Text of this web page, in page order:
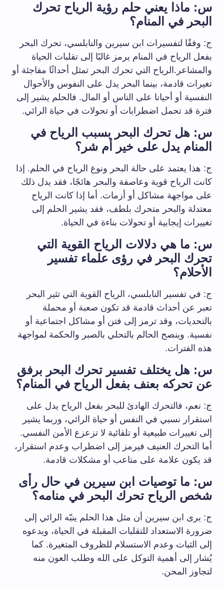
س: ماذا يعني حلم رؤية الرياح تحرك
البحر في المنام؟
ج: وفقًا لتفسيرات ابن سيرين والنابلسي، تحرك البحر
بفعل الرياح في المنام يرمز غالبًا إلى تقلبات الحياة
والمشاعر.الرياح التي تحرك البحر تمثل أحداثًا مفاجئة أو
تغيرات قادمة، بينما البحر يدل على النفوس والأحوال
النفسية أو أحيانا على الناس أو المال. فالحلم يشير إلى
فترة قد تحمل اضطرابات أو تحولات في حياة الرائي.
س: هل تحرك البحر بسبب الرياح في
المنام يدل على خير أم شر؟
ج: هذا يعتمد على حالة البحر ونوع الرياح في الحلم. إذا
كانت الرياح قوية وعاصفة والبحر هائجًا، فقد يدل ذلك
على مواجهة مشاكل أو أزمات. أما إذا كانت الرياح
معتدلة والبحر متحرك بلطف، فقد يشير الحلم إلى
تغييرات إيجابية أو تحولات بناءة في الحياة.
س: ما هي دلالات الرياح القوية التي
تحرك البحر في رؤى علماء تفسير
الأحلام؟
ج: في تفسير النابلسي، الرياح القوية التي تثير البحر
تعبر عن أحداث قادمة قد تكون صعبة أو محملة
بالتحديات، وقد ترمز إلى فتن أو مشاكل اجتماعية أو
نفسية. وينصح الحالم بالتحلي بالصبر والحكمة لمواجهة
هذه الفترات.
س: هل يختلف تفسير تحرك البحر برفق
عن تحركه بعنف بفعل الرياح في المنام؟
ج: نعم، فالتحرك الهادئ للبحر بفعل الرياح يدل على
استقرار نسبي في النفس أو حياة الرائي، وربما يشير
إلى تغييرات طبيعية أو تلقائية لا تزعزع الأمن النفسي.
أما التحرك العنيف فيرمز إلى اضطراب وعدم استقرار،
قد يكون علامة على متاعب أو مشكلات قادمة.
س: ما توصيات ابن سيرين في حال رأى
شخص الرياح تحرك البحر في منامه؟
ج: يرى ابن سيرين أن مثل هذا الحلم ينبّه الرائي إلى
ضرورة الاستعداد للتقلبات المقبلة في الحياة، ويدعوه
إلى الثبات وعدم الاستسلام للظروف المتغيرة. كما
يُشار إلى أهمية التوكل على الله وطلب العون منه
لتجاوز المحن.